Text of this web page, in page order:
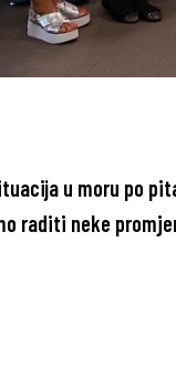
u moru po
raditi neke